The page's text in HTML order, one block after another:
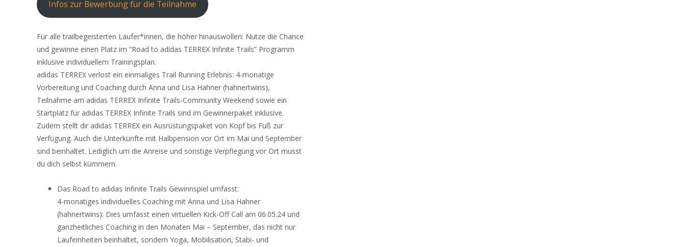
Infos zur Bewerbung für die Teilnahme
Für alle trailbegeisterten Läufer*innen, die höher hinauswollen: Nutze die Chance
und gewinne einen Platz im “Road to adidas TERREX Infinite Trails” Programm
inklusive individuellem Trainingsplan.
adidas TERREX verlost ein einmaliges Trail Running Erlebnis: 4-monatige
Vorbereitung und Coaching durch Anna und Lisa Hahner (hahnertwins),
Teilnahme am adidas TERREX Infinite Trails-Community Weekend sowie ein
Startplatz für adidas TERREX Infinite Trails sind im Gewinnerpaket inklusive.
Zudem stellt dir adidas TERREX ein Ausrüstungspaket von Kopf bis Fuß zur
Verfügung. Auch die Unterkünfte mit Halbpension vor Ort im Mai und September
sind beinhaltet. Lediglich um die Anreise und sonstige Verpflegung vor Ort musst
du dich selbst kümmern.
Das Road to adidas Infinite Trails Gewinnspiel umfasst:
4-monatiges individuelles Coaching mit Anna und Lisa Hahner
(hahnertwins): Dies umfasst einen virtuellen Kick-Off Call am 06.05.24 und
ganzheitliches Coaching in den Monaten Mai – September, das nicht nur
Laufeinheiten beinhaltet, sondern Yoga, Mobilisation, Stabi- und